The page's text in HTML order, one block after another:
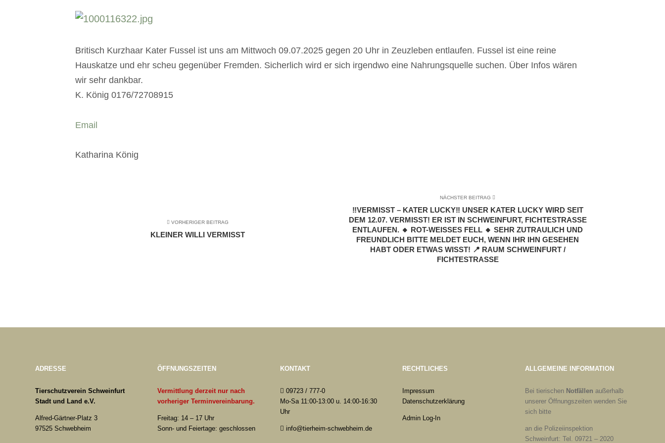
Britisch Kurzhaar Kater Fussel ist uns am Mittwoch 09.07.2025 gegen 20 Uhr in Zeuzleben entlaufen. Fussel ist eine reine
Hauskatze und ehr scheu gegenüber Fremden. Sicherlich wird er sich irgendwo eine Nahrungsquelle suchen. Über Infos wären
wir sehr dankbar.
K. König 0176/72708915
Email
Katharina König
VORHERIGER BEITRAG
KLEINER WILLI VERMISST
NÄCHSTER BEITRAG
‼️VERMISST – KATER LUCKY‼️ UNSER KATER LUCKY WIRD SEIT
DEM 12.07. VERMISST! ER IST IN SCHWEINFURT, FICHTESTRASSE E
NTLAUFEN. 🔸 ROT-WEISSES FELL 🔸 SEHR ZUTRAULICH UND FR
EUNDLICH BITTE MELDET EUCH, WENN IHR IHN GESEHEN HA
BT ODER ETWAS WISST! 📍 RAUM SCHWEINFURT / FI
CHTESTRASSE
ADRESSE
Tierschutzverein Schweinfurt
Stadt und Land e.V.
Alfred-Gärtner-Platz 3
97525 Schwebheim
ÖFFNUNGSZEITEN
Vermittlung derzeit nur nach
vorheriger Terminvereinbarung.
Freitag: 14 – 17 Uhr
Sonn- und Feiertage: geschlossen
KONTAKT
09723 / 777-0
Mo-Sa 11:00-13:00 u. 14:00-16:30
Uhr
info@tierheim-schwebheim.de
RECHTLICHES
Impressum
Datenschutzerklärung
Admin Log-In
ALLGEMEINE INFORMATION
Bei tierischen Notfällen außerhalb
unserer Öffnungszeiten wenden Sie
sich bitte
an die Polizeiinspektion
Schweinfurt: Tel. 09721 – 2020